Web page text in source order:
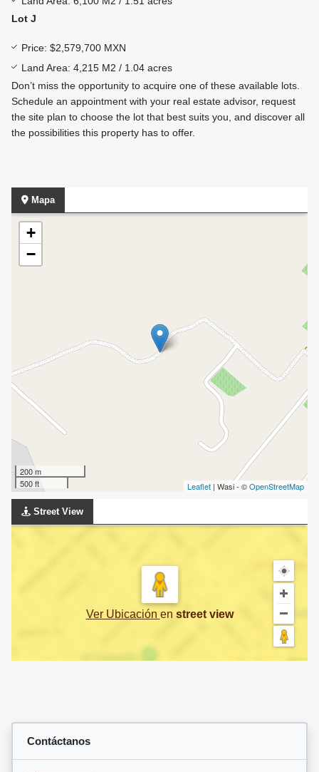
Lot J
Price: $2,579,700 MXN
Land Area: 4,215 M2 / 1.04 acres
Don’t miss the opportunity to acquire one of these available lots.
Schedule an appointment with your real estate advisor, request
the site plan to choose the lot that best suits you, and discover all
the possibilities this property has to offer.
Mapa
+
−
200 m
500 ft
Leaflet | Wasi - ©OpenStreetMap
Street View
Ver Ubicación en street view
Contáctanos